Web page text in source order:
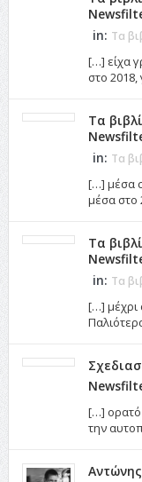
in: Τα
[…] είχα
στο 2018,
Τα
in: Τα
[…] μέσα
μέσα στο
Τα
in: Τα
[…] μέχρι
[…] ορατό
την